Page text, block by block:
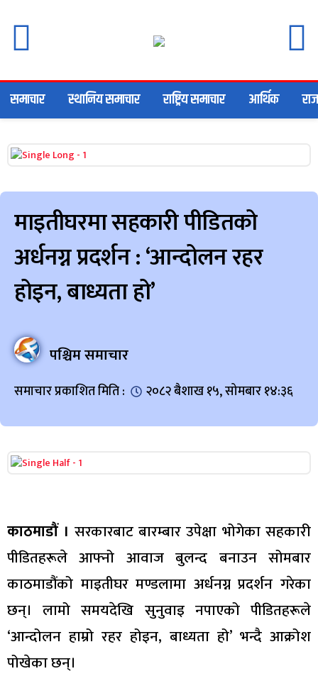
समाचार स्थानिय समाचार राष्ट्रिय समाचार आर्थिक
माइतीघरमा सहकारी पीडितको
अर्धनग्न प्रदर्शन : ‘आन्दोलन रहर
होइन, बाध्यता हो’
पश्चिम समाचार
समाचार प्रकाशित मिति : २०८२ बैशाख १५, सोमबार १४:३६
काठमाडौं । सरकारबाट बारम्बार उपेक्षा भोगेका सहकारी
पीडितहरूले आफ्नो आवाज बुलन्द बनाउन सोमबार
काठमाडौंको माइतीघर मण्डलामा अर्धनग्न प्रदर्शन गरेका
छन्। लामो समयदेखि सुनुवाइ नपाएको पीडितहरूले
‘आन्दोलन हाम्रो रहर होइन, बाध्यता हो’ भन्दै आक्रोश
पोखेका छन्।